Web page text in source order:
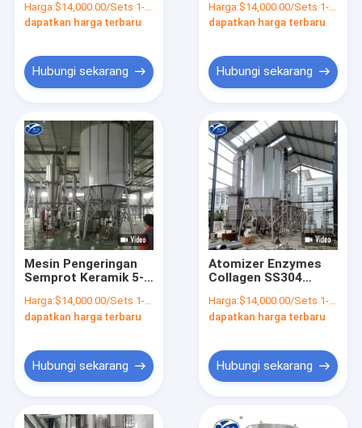
5-2000KG / H Lpg-
150
Harga:$14,000.00/Sets 1-9 Sets
dapatkan harga terbaru
Hubungi sekarang
Atomizer
Harga:$14,000.00/Sets 1-9 Sets
dapatkan harga terbaru
Hubungi sekarang
Mesin Pengeringan
Semprot Keramik 5-
Industri Kimia
Harga:$14,000.00/Sets 1-9 Sets
dapatkan harga terbaru
Hubungi sekarang
Atomizer Enzymes
Collagen SS304
Model LPG
Harga:$14,000.00/Sets 1-9 Sets
dapatkan harga terbaru
Hubungi sekarang